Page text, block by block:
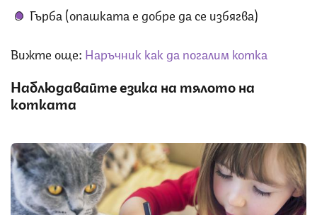
Гърба (опашката е добре да се избягва)
Вижте още: Наръчник как да погалим котка
Наблюдавайте езика на тялото на
котката